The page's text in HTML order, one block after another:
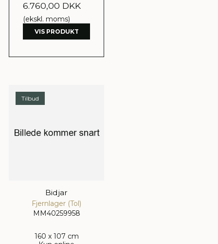
6.760,00 DKK
(ekskl. moms)
VIS PRODUKT
Tilbud
Bidjar
Fjernlager (Tol)
MM40259958
160 x 107 cm